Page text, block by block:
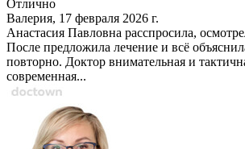
Отлично
Валерия, 17 февраля 2026 г.
Анастасия Павловна расспросила,
После предложила лечение и всё
повторно. Доктор внимательная и
современная...